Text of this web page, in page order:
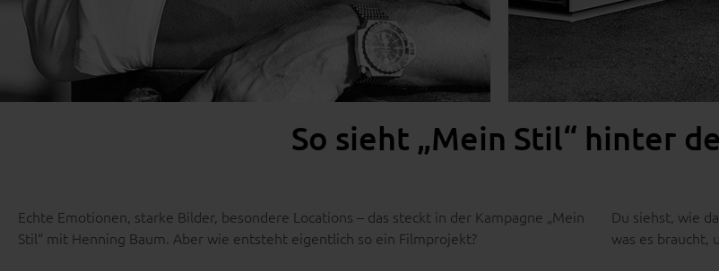
So sieht „Mein Stil“ hinter
Echte Emotionen, starke Bilder, besondere Locations – das steckt in der Kampagne „Mein
Stil“ mit Henning Baum. Aber wie entsteht eigentlich so ein Filmprojekt?
Du siehst, wie
was es braucht,